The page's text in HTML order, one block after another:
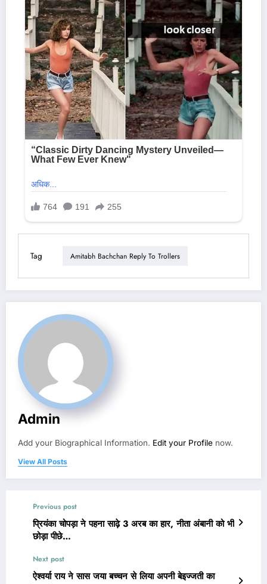
Tag Amitabh Bachchan Reply To Trollers
Admin
Add your Biographical Information. Edit your Profile now.
View All Posts
Previous post
प्रियंका चोपड़ा ने पहना साढ़े 3 अरब का हार, नीता अंबानी को भी
छोड़ा पीछे…
Next post
ऐश्वर्या राय ने सास जया बच्चन से लिया अपनी बेइज्जती का